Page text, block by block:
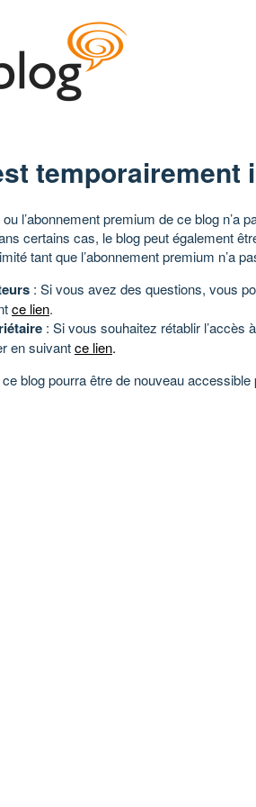
temporairement
l’abonnement premium de ce blog n’a
certains cas, le blog peut également
tant que l’abonnement premium n’a
: Si vous avez des questions, vous
ce lien.
: Si vous souhaitez rétablir l’accès
en suivantce lien.
blog pourra être de nouveau